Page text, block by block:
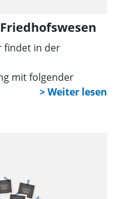
findet in der
mit folgender